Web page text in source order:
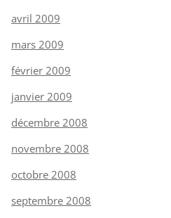
avril 2009
mars 2009
février 2009
janvier 2009
décembre 2008
novembre 2008
octobre 2008
septembre 2008